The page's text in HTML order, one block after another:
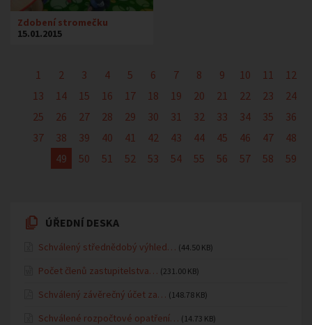
Zdobení stromečku
15.01.2015
1 2 3 4 5 6 7 8 9 10 11
12
13
14 15 16 17 18 19 20 21 22 23
24
25
26 27 28 29 30 31 32 33 34 35
36
37
38 39 40 41 42 43 44 45 46 47
48
49
50 51 52 53 54 55 56 57 58 59
ÚŘEDNÍ DESKA
Schválený střednědobý výhled… (44.50 KB)
Počet členů zastupitelstva… (231.00 KB)
Schválený závěrečný účet za… (148.78 KB)
Schválené rozpočtové opatření… (14.73 KB)